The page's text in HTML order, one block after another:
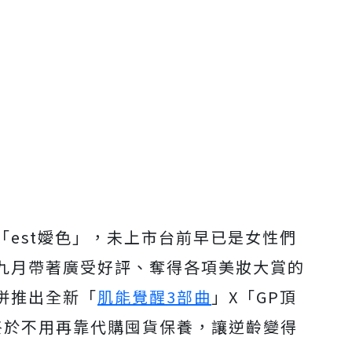
est嬡色」，未上市台前早已是女性們
帶著廣受好評、奪得各項美妝大賞的
推出全新「肌能覺醒3部曲 」X「GP頂
不用再靠代購囤貨保養，讓逆齡變得